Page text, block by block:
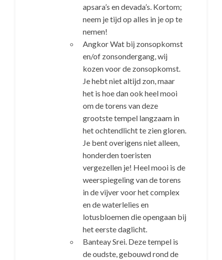
apsara’s en devada’s. Kortom;
neem je tijd op alles in je op te
nemen!
Angkor Wat bij zonsopkomst
en/of zonsondergang, wij
kozen voor de zonsopkomst.
Je hebt niet altijd zon, maar
het is hoe dan ook heel mooi
om de torens van deze
grootste tempel langzaam in
het ochtendlicht te zien gloren.
Je bent overigens niet alleen,
honderden toeristen
vergezellen je! Heel mooi is de
weerspiegeling van de torens
in de vijver voor het complex
en de waterlelies en
lotusbloemen die opengaan bij
het eerste daglicht.
Banteay Srei. Deze tempel is
de oudste, gebouwd rond de